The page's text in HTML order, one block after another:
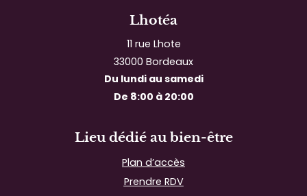
Lhotéa
11 rue Lhote
33000 Bordeaux
Du lundi au samedi
De 8:00 à 20:00
Lieu dédié au bien-être
Plan d’accès
Prendre RDV